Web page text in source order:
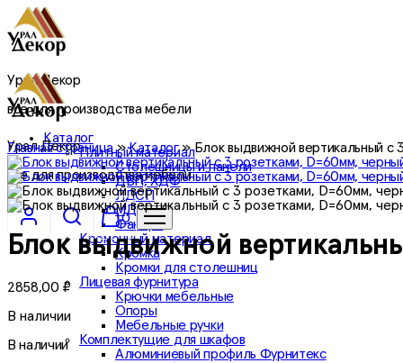
Урал Декор
все для производства мебели
Каталог
Плитный материал
Столешницы и панели
ДВП, ХДФ
ЛДСП
МДФ
Фанера
Кромочный материал
Кромка
Кромки для столешниц
Лицевая фурнитура
Крючки мебельные
Опоры
Мебельные ручки
Комплектущие для шкафов
Алюминиевый профиль Фурнитекс
Урал Декор
все для производства мебели
0
Главная страница»Каталог»Блок выдвижной вертикальный с
Блок выдвижной
2858,00 ₽
В наличии
В наличии